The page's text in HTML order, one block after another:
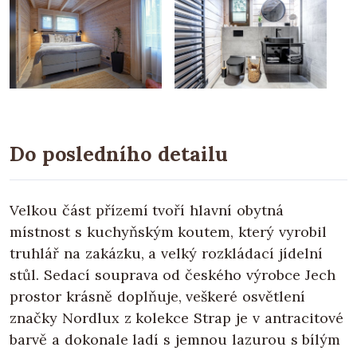
Do posledního detailu
Velkou část přízemí tvoří hlavní obytná
místnost s kuchyňským koutem, který vyrobil
truhlář na zakázku, a velký rozkládací jídelní
stůl. Sedací souprava od českého výrobce Jech
prostor krásně doplňuje, veškeré osvětlení
značky Nordlux z kolekce Strap je v antracitové
barvě a dokonale ladí s jemnou lazurou s bílým